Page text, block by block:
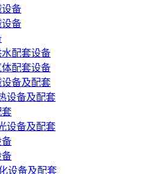
设备
备
配套设备
配套设备
备及配套
设备及配套
套
设备及配套
备
备
设备及配套